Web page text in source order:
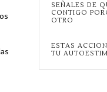
SEÑALES DE
CONTIGO
OTRO
ESTAS
TU